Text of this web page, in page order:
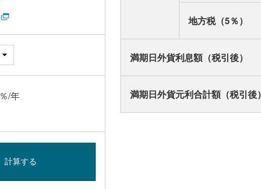
％/年
地方税（5％）
満期日外貨利息額（税引後）
満期日外貨元利合計額（税引後）